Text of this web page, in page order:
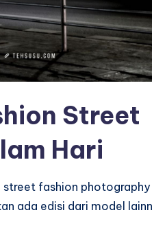
Street
Hari
fashion photography
ada edisi dari model